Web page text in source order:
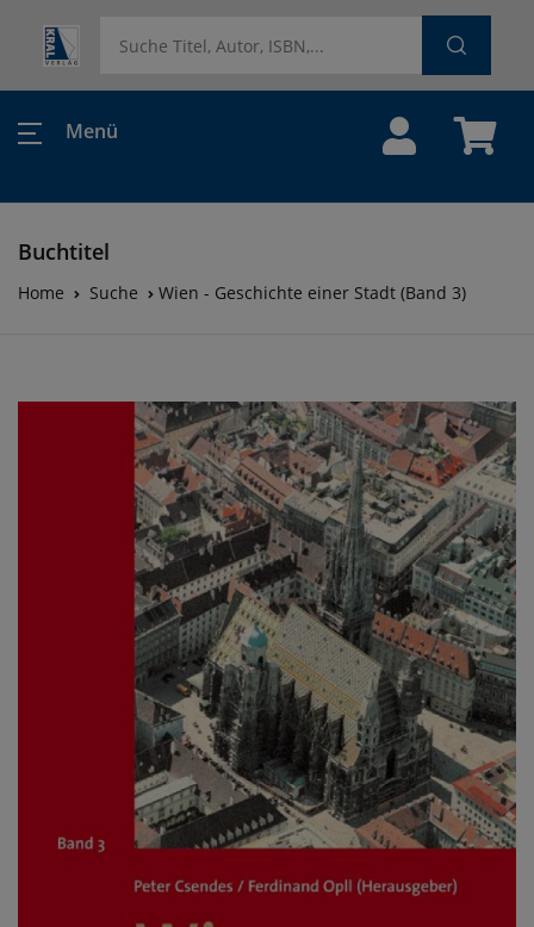
Menü
Buchtitel
Home Suche Wien - Geschichte einer Stadt (Band 3)